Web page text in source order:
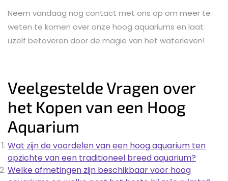
Neem vandaag nog contact met ons op om meer te
weten te komen over onze hoog aquariums en laat
uzelf betoveren door de magie van het waterleven!
Veelgestelde Vragen over
het Kopen van een Hoog
Aquarium
Wat zijn de voordelen van een hoog aquarium ten
opzichte van een traditioneel breed aquarium?
Welke afmetingen zijn beschikbaar voor hoog